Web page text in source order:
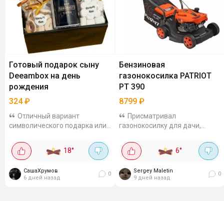
Готовый подарок сыну
Deeambox на день
рождения
324₽
Отличный вариант
символического подарка или
Подойдет для дня рождения,
юбилея, выпускного, начала
а также без...
18°
СашаХрумов
6 дней назад
0
Бензиновая
газонокосилка PATRIOT
PT 390
8799 ₽
Присматривал
газонокосилку для дачи,
рублей. В наличии правда
немного осталось. Двигатель
АИ-92, масло заливается...
6°
Sergey Maletin
9 дней назад
0